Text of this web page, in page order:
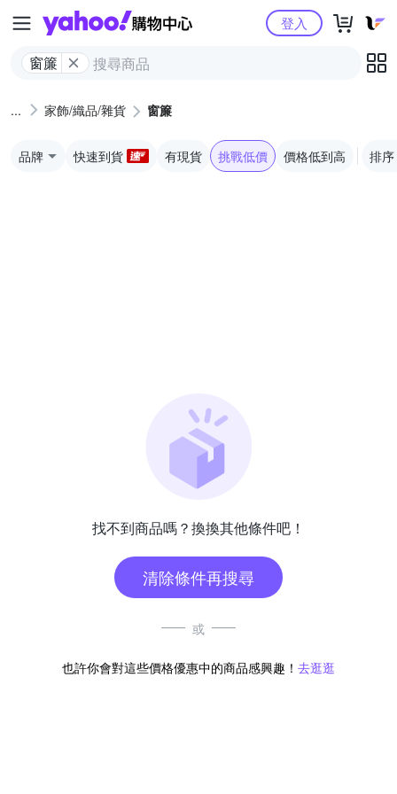
Yahoo購物中心
窗簾
登入
家飾/織品/雜貨 窗簾
品牌 快速到貨 有現貨 挑戰低價 價格低到高 排序
找不到商品嗎？換換其他條件吧！
清除條件再搜尋
或
也許你會對這些價格優惠中的商品感興趣！ 去逛逛